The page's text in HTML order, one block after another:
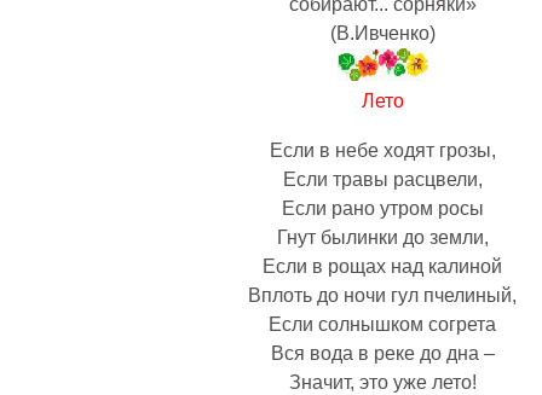
собирают... сорняки»
(В.Ивченко)
Лето
Если в небе ходят грозы,
Если травы расцвели,
Если рано утром росы
Гнут былинки до земли,
Если в рощах над калиной
Вплоть до ночи гул пчелиный,
Если солнышком согрета
Вся вода в реке до дна –
Значит, это уже лето!